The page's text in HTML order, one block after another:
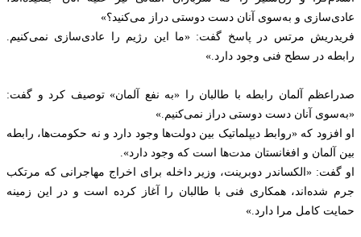
عادی‌‌سازی و به‌سوی آنان دست دوستی دراز می‌کنید؟»
فریدریش مرتس در پاسخ گفت: «ما این رژیم را عادی‌سازی نمی‌کنیم.
رابطه در سطح فنی وجود دارد.»
صدراعظم آلمان رابطه با طالبان را «به نفع آلمان» توصیف کرد و گفت:
«به‌سوی آنان دست دوستی دراز نمی‌کنیم.»
او افزود که «روابط دیپلماتیک بین دولت‌ها وجود دارد و نه حکومت‌ها، رابطه
بین آلمان و افغانستان مدت‌ها است که وجود دارد».
او گفت: «الکساندر دوبرینت، وزیر داخله برای اخراج مهاجرانی که مرتکب
جرم شده‌اند، همکاری فنی با طالبان را آغاز کرده است و در این زمینه
حمایت کامل مرا دارد.»